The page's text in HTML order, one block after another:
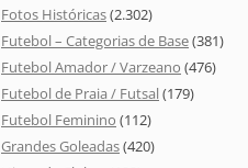
Fotos Históricas(2.302)
Futebol – Categorias de Base(381)
Futebol Amador / Varzeano (476)
Futebol de Praia / Futsal(179)
Futebol Feminino (112)
Grandes Goleadas(420)